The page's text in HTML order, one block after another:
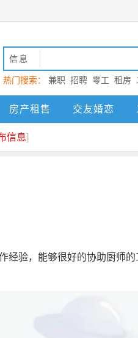
信息
热门搜索： 兼职 招聘 零工 租房
动 栖霞
房产租售 交友婚恋
信息]
经验，能够很好的协助厨师